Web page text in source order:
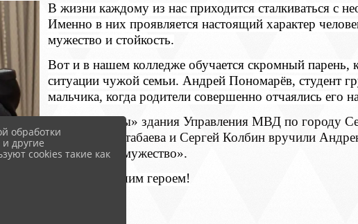
В жизни каждому из нас приходится сталкиваться с
Именно в них проявляется настоящий характер
мужество и стойкость.
Вот и в нашем колледже обучается скромный
ситуации чужой семьи. Андрей Пономарёв, студент
мальчика, когда родители совершенно отчаялись его
В «Зале Славы» здания Управления МВД по городу
Екатерина Алтабаева и Сергей Колбин вручили
проявленное мужество».
Гордимся нашим героем!
обработки
другие
cookies такие как